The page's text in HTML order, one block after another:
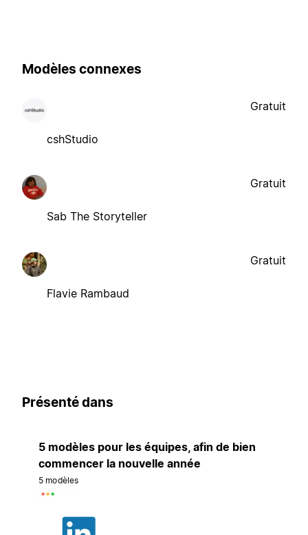
Modèles connexes
cshStudio
Gratuit
Sab The Storyteller
Gratuit
Flavie Rambaud
Gratuit
Présenté dans
5 modèles pour les équipes, afin de bien
commencer la nouvelle année
5 modèles